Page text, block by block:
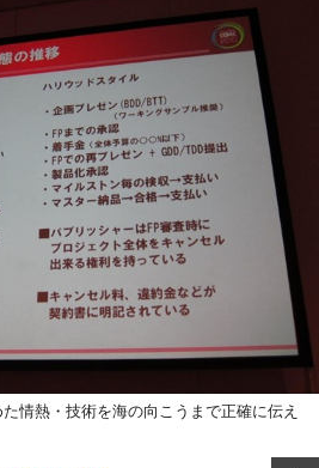
た情熱・技術を海の向こうまで正確に伝え